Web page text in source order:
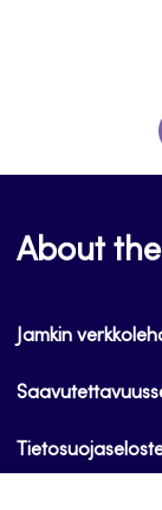
About
Jamkin